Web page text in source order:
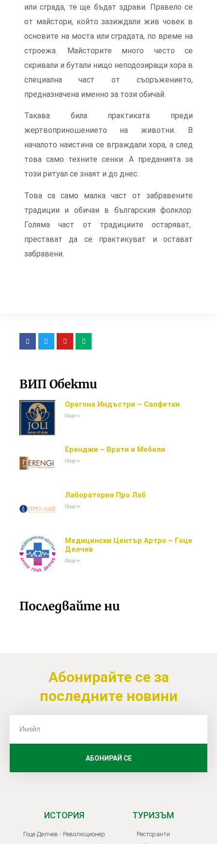
или сграда, те ще бъдат здрави. Правело се
от майстори, който зазиждали жив човек в
основите на моста или сградата, по време на
строежа. Майсторите много често се
скривали и бутали нищо неподозиращи хора в
специална част от съоръжението,
предназначена именно за този обичай.
Такава била практиката преди
жертвоприношението на животни. В
началото наистина се вграждали хора, а след
това само техните сенки. А преданията за
този ритуал се знаят и до днес.
Това са само малка част от забравените
традиции и обичаи в българския фолклор.
Голяма част от традициите остаряват,
престават да се практикуват и остават
забравени.
ВИП Обекти
Орегона Индъстри – Салфетки
Още »
Еренджи – Врати и Мебели
Още »
Лаборатория Про Лаб
Още »
Медицински Център Артро – Гоце
Делчев
Още »
Последвайте ни
Абонирайте се за
последните новини
АБОНИРАЙ СЕ
ИСТОРИЯ
Гоце Делчев - Революционер
ТУРИЗЪМ
Ресторанти